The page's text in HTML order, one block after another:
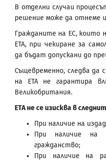
В отделни случаи
решение може да отнеме
Гражданите на ЕС, които
ЕТА, при чекиране за
да бъдат допускани до
Същевременно, следва да
на ЕТА не гарантира
Великобритания.
ЕТА не се изисква в
При наличие на
При наличие на
гражданство;
При наличие на